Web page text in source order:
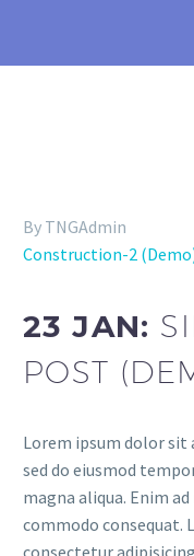
By TNGAdmin
Construction-2
23 JAN:
POST
Lorem ipsum dolor
sed do eiusmod
magna aliqua. Enim
commodo consequat.